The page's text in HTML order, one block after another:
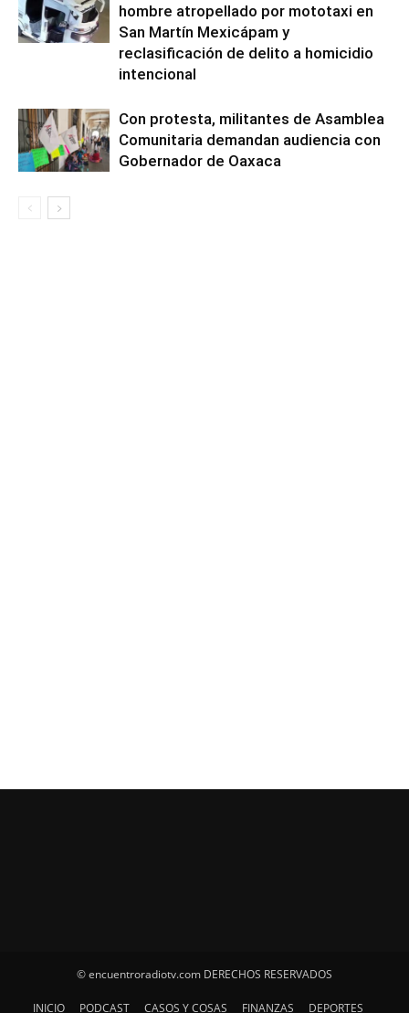
hombre atropellado por mototaxi en
San Martín Mexicápam y
reclasificación de delito a homicidio
intencional
Con protesta, militantes de Asamblea
Comunitaria demandan audiencia con
Gobernador de Oaxaca
© encuentroradiotv.com DERECHOS RESERVADOS
INICIO PODCAST CASOS Y COSAS FINANZAS DEPORTES